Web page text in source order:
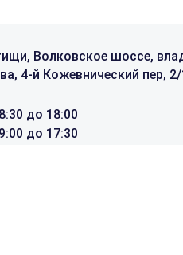
Волковское шоссе,
4-й Кожевнический пер,
до 18:00
до 17:30